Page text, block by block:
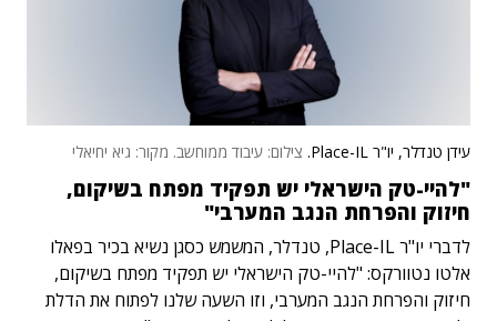
עידן טנדלר, יו"ר Place-IL. צילום: עיבוד ממוחשב. מקור: גיא יחיאלי
"להיי-טק הישראלי יש תפקיד מפתח בשיקום,
חיזוק והפרחת הנגב המערבי"
לדברי יו"ר Place-IL, טנדלר, המשמש כסגן נשיא בכיר בפאלו
אלטו נטוורקס: "להיי-טק הישראלי יש תפקיד מפתח בשיקום,
חיזוק והפרחת הנגב המערבי, וזו השעה שלנו לפתוח את הדלת